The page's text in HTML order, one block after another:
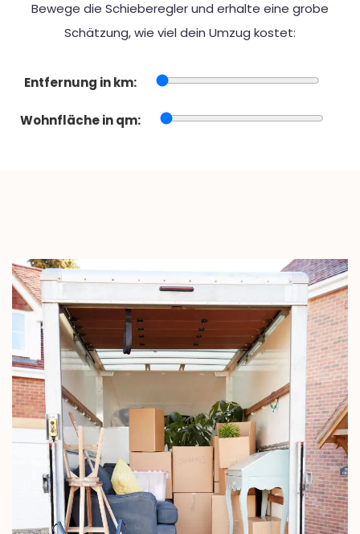
Bewege die Schieberegler und erhalte eine grobe
Schätzung, wie viel dein Umzug kostet:
Entfernung in km:
Wohnfläche in qm: